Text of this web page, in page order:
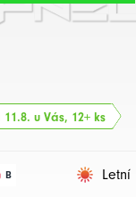
u Vás, 12+ ks
B Letní